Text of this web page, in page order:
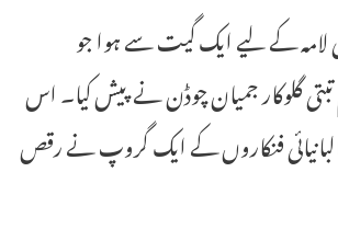
لامہ کے لیے ایک گیت سے ہوا جو
تبتی گلوکار جمیان چوڈن نے پیش کیا۔ اس
فنکاروں کے ایک گروپ نے رقص